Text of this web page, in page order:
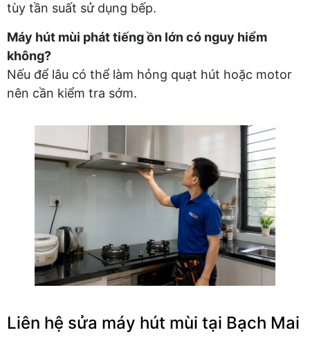
tùy tần suất sử dụng bếp.
Máy hút mùi phát tiếng ồn lớn có nguy hiểm
không?
Nếu để lâu có thể làm hỏng quạt hút hoặc motor
nên cần kiểm tra sớm.
Liên hệ sửa máy hút mùi tại Bạch Mai